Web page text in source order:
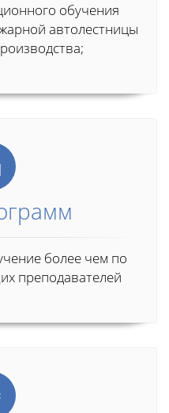
обучения
автолестницы
более чем по
преподавателей